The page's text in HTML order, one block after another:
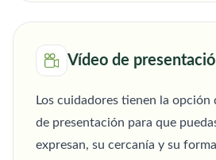
Vídeo de
Los cuidadores tienen la opción
de presentación para que
expresan, su cercanía y su